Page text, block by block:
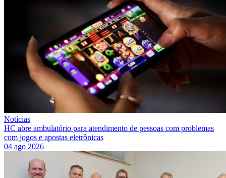
Notícias
HC abre ambulatório para atendimento de pessoas com problemas
com jogos e apostas eletrônicas
04 ago 2026